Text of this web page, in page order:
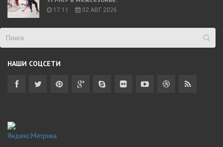
17:11 02 АВГ 2026
НАШИ СОЦСЕТИ